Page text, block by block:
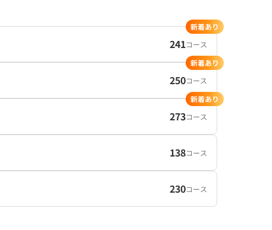
241コース
新着あり
250コース
新着あり
273コース
新着あり
138コース
230コース